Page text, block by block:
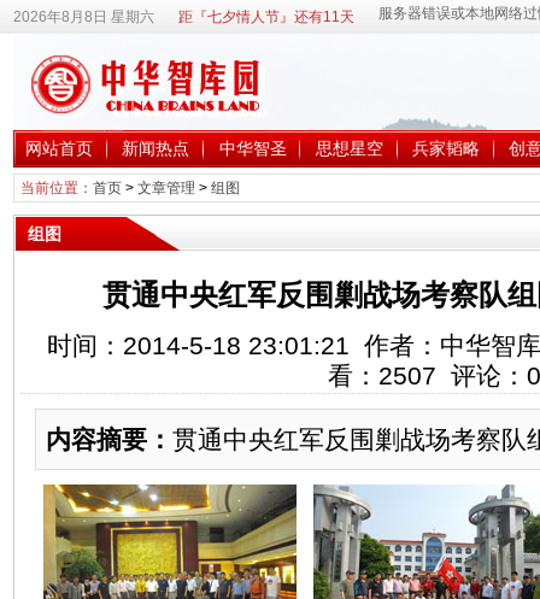
2026年8月8日 星期六 距『七夕情人节』还有11天
网站首页 新闻热点 中华智圣 思想星空 兵家韬略 创
当前位置： 首页> 文章管理 > 组图
组图
贯通中央红军反围剿战场考察队
时间：2014-5-18 23:01:21 作者：中华智
看： 2507 评论： 0
内容摘要： 贯通中央红军反围剿战场考察队